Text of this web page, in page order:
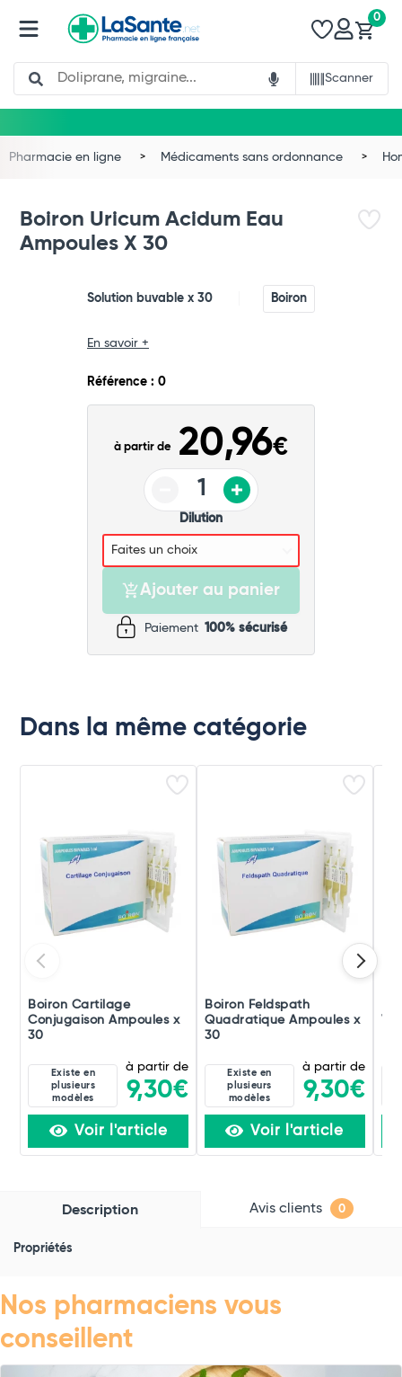
Search
Scanner
0
Commander
Pharmacie en ligne Médicaments sans ordonnance
Boiron Uricum Acidum Eau
Ampoules X 30
Solution buvable x 30 Boiron
En savoir +
Référence : 0
à partir de 20,96€
Dilution
Ajouter au panier
Paiement 100% sécurisé
Dans la même catégorie
Boiron Cartilage
Conjugaison Ampoules x
30
Existe en
plusieurs
modèles
à partir de
9,30€
Voir l'article
Boiron Feldspath
Quadratique Ampoules x
30
Existe en
plusieurs
modèles
à partir de
9,30€
Voir l'article
Description Avis clients 0
Propriétés
Nos pharmaciens vous
conseillent